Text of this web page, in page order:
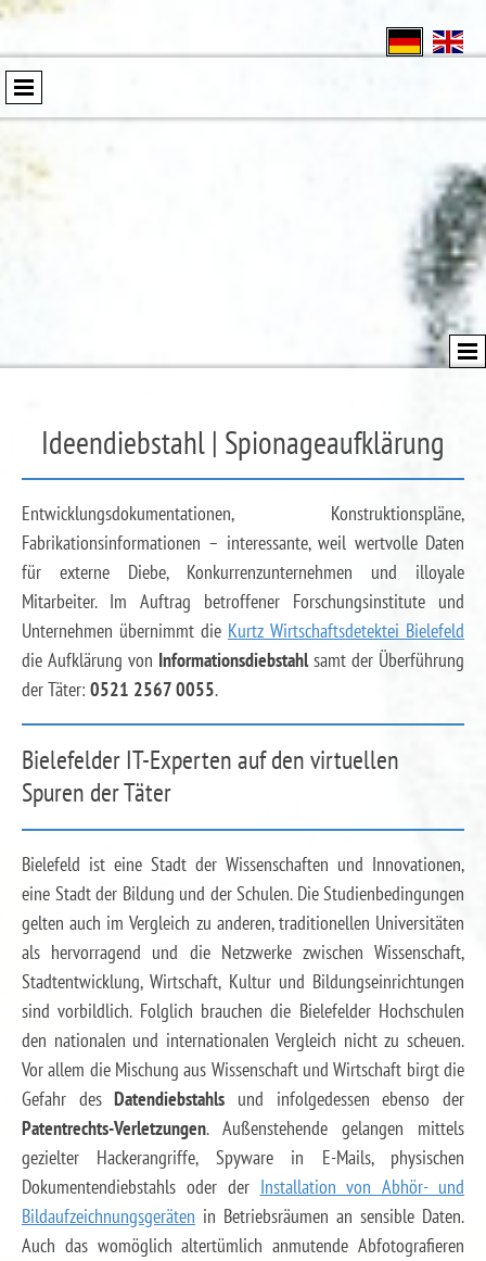
Ideendiebstahl | Spionageaufklärung
Entwicklungsdokumentationen, Konstruktionspläne,
Fabrikationsinformationen – interessante, weil wertvolle Daten
für externe Diebe, Konkurrenzunternehmen und illoyale
Mitarbeiter. Im Auftrag betroffener Forschungsinstitute und
Unternehmen übernimmt die Kurtz Wirtschaftsdetektei Bielefeld
die Aufklärung von Informationsdiebstahlsamt der Überführung
der Täter: 0521 2567 0055.
Bielefelder IT-Experten auf den virtuellen
Spuren der Täter
Bielefeld ist eine Stadt der Wissenschaften und Innovationen,
eine Stadt der Bildung und der Schulen. Die Studienbedingungen
gelten auch im Vergleich zu anderen, traditionellen Universitäten
als hervorragend und die Netzwerke zwischen Wissenschaft,
Stadtentwicklung, Wirtschaft, Kultur und Bildungseinrichtungen
sind vorbildlich. Folglich brauchen die Bielefelder Hochschulen
den nationalen und internationalen Vergleich nicht zu scheuen.
Vor allem die Mischung aus Wissenschaft und Wirtschaft birgt die
Gefahr desDatendiebstahls und infolgedessen ebenso der
Patentrechts-Verletzungen. Außenstehende gelangen mittels
gezielter Hackerangriffe, Spyware in E-Mails, physischen
Dokumentendiebstahls oder der Installation von Abhör- und
Bildaufzeichnungsgeräten in Betriebsräumen an sensible Daten.
Auch das womöglich altertümlich anmutende Abfotografieren